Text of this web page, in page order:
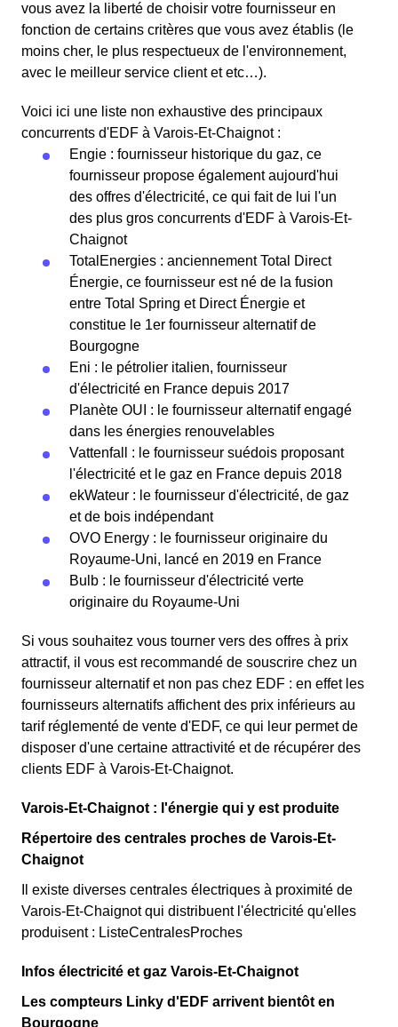
vous avez la liberté de choisir votre fournisseur en
fonction de certains critères que vous avez établis (le
moins cher, le plus respectueux de l'environnement,
avec le meilleur service client et etc…).
Voici ici une liste non exhaustive des principaux
concurrents d'EDF à Varois-Et-Chaignot :
Engie : fournisseur historique du gaz, ce
fournisseur propose également aujourd'hui
des offres d'électricité, ce qui fait de lui l'un
des plus gros concurrents d'EDF à Varois-Et-
Chaignot
TotalEnergies : anciennement Total Direct
Énergie, ce fournisseur est né de la fusion
entre Total Spring et Direct Énergie et
constitue le 1er fournisseur alternatif de
Bourgogne
Eni : le pétrolier italien, fournisseur
d'électricité en France depuis 2017
Planète OUI : le fournisseur alternatif engagé
dans les énergies renouvelables
Vattenfall : le fournisseur suédois proposant
l'électricité et le gaz en France depuis 2018
ekWateur : le fournisseur d'électricité, de gaz
et de bois indépendant
OVO Energy : le fournisseur originaire du
Royaume-Uni, lancé en 2019 en France
Bulb : le fournisseur d'électricité verte
originaire du Royaume-Uni
Si vous souhaitez vous tourner vers des offres à prix
attractif, il vous est recommandé de souscrire chez un
fournisseur alternatif et non pas chez EDF : en effet les
fournisseurs alternatifs affichent des prix inférieurs au
tarif réglementé de vente d'EDF, ce qui leur permet de
disposer d'une certaine attractivité et de récupérer des
clients EDF à Varois-Et-Chaignot.
Varois-Et-Chaignot : l'énergie qui y est produite
Répertoire des centrales proches de Varois-Et-
Chaignot
Il existe diverses centrales électriques à proximité de
Varois-Et-Chaignot qui distribuent l'électricité qu'elles
produisent : ListeCentralesProches
Infos électricité et gaz Varois-Et-Chaignot
Les compteurs Linky d'EDF arrivent bientôt en
Bourgogne